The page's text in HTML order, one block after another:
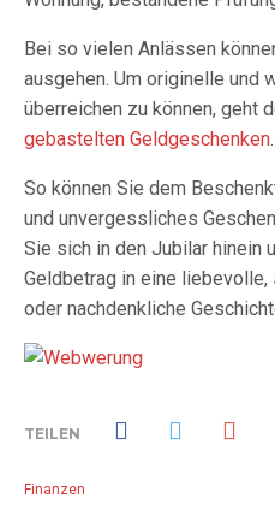
Bei so vielen Anlässen
ausgehen. Um originelle und
überreichen zu können, geht
gebastelten Geldgeschenken.
So können Sie dem
und unvergessliches
Sie sich in den Jubilar hinein
Geldbetrag in eine
oder nachdenkliche
TEILEN
Finanzen